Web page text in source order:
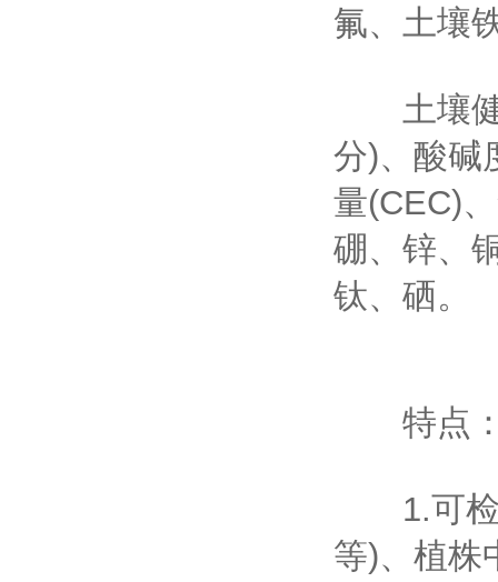
氟、土壤
土壤健
分)、酸碱
量(CEC)
硼、锌、
钛、硒。
特点
1.可检
等)、植株